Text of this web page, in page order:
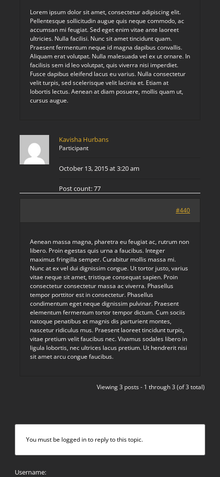
Lorem ipsum dolor sit amet, consectetur adipiscing elit.
Pellentesque sollicitudin augue quis neque commodo, ac
accumsan mi feugiat. Sed eget enim vitae ante laoreet
ultricies. Nulla facilisi. Nunc sit amet tincidunt quam.
Praesent fermentum neque id magna dapibus convallis.
Aliquam erat volutpat. Nulla malesuada vel ex ut ornare. In
facilisis sem id leo volutpat, quis viverra nisi imperdiet.
Fusce dapibus eleifend lacus eu varius. Nulla consectetur
velit turpis, sed scelerisque velit lacinia et. Etiam at
lobortis lectus. Aenean at diam posuere, mollis quam ut,
cursus augue.
Kavisha Hurbans
Participant
October 13, 2015 at 3:20 am
Post count: 77
#440
Aenean massa magna, pharetra eu feugiat ac, rutrum non
libero. Proin egestas quis urna a faucibus. Integer
maximus fringilla semper. Curabitur mollis massa mi.
Nunc at ex vel dui dignissim congue. Ut tortor justo, varius
vitae neque sit amet, tristique consequat sapien. Proin
consectetur consectetur massa ac viverra. Phasellus
tempor porttitor est in consectetur. Phasellus
condimentum eget neque dignissim pulvinar. Praesent
elementum fermentum tortor tempor dictum. Cum sociis
natoque penatibus et magnis dis parturient montes,
nascetur ridiculus mus. Praesent laoreet tincidunt turpis,
vitae pretium velit faucibus nec. Vivamus sodales libero in
ligula lobortis, nec ultrices lacus pretium. Ut hendrerit nisi
sit amet arcu congue faucibus.
Viewing 3 posts - 1 through 3 (of 3 total)
You must be logged in to reply to this topic.
Username: